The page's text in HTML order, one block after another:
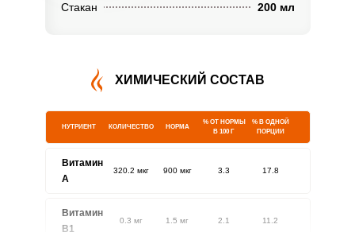
Стакан
200 мл
ХИМИЧЕСКИЙ СОСТАВ
НУТРИЕНТ КОЛИЧЕСТВО НОРМА
% ОТ НОРМЫ
В 100 Г
% В ОДНОЙ
ПОРЦИИ
Витамин
A
320.2 мкг 900 мкг 3.3 17.8
Витамин
В1
0.3 мг 1.5 мг 2.1 11.2